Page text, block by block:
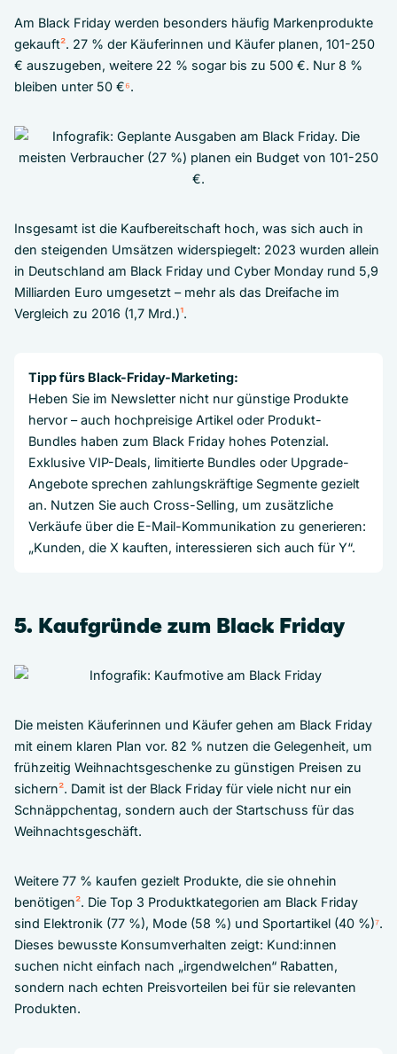
Am Black Friday werden besonders häufig Markenprodukte
gekauft². 27 % der Käuferinnen und Käufer planen, 101-250
€ auszugeben, weitere 22 % sogar bis zu 500 €. Nur 8 %
bleiben unter 50 €⁶.
Insgesamt ist die Kaufbereitschaft hoch, was sich auch in
den steigenden Umsätzen widerspiegelt: 2023 wurden allein
in Deutschland am Black Friday und Cyber Monday rund 5,9
Milliarden Euro umgesetzt – mehr als das Dreifache im
Vergleich zu 2016 (1,7 Mrd.)¹.
Tipp fürs Black-Friday-Marketing:
Heben Sie im Newsletter nicht nur günstige Produkte
hervor – auch hochpreisige Artikel oder Produkt-
Bundles haben zum Black Friday hohes Potenzial.
Exklusive VIP-Deals, limitierte Bundles oder Upgrade-
Angebote sprechen zahlungskräftige Segmente gezielt
an. Nutzen Sie auch Cross-Selling, um zusätzliche
Verkäufe über die E-Mail-Kommunikation zu generieren:
„Kunden, die X kauften, interessieren sich auch für Y“.
5. Kaufgründe zum Black Friday
Die meisten Käuferinnen und Käufer gehen am Black Friday
mit einem klaren Plan vor. 82 % nutzen die Gelegenheit, um
frühzeitig Weihnachtsgeschenke zu günstigen Preisen zu
sichern². Damit ist der Black Friday für viele nicht nur ein
Schnäppchentag, sondern auch der Startschuss für das
Weihnachtsgeschäft.
Weitere 77 % kaufen gezielt Produkte, die sie ohnehin
benötigen². Die Top 3 Produktkategorien am Black Friday
sind Elektronik (77 %), Mode (58 %) und Sportartikel (40 %)⁷.
Dieses bewusste Konsumverhalten zeigt: Kund:innen
suchen nicht einfach nach „irgendwelchen“ Rabatten,
sondern nach echten Preisvorteilen bei für sie relevanten
Produkten.